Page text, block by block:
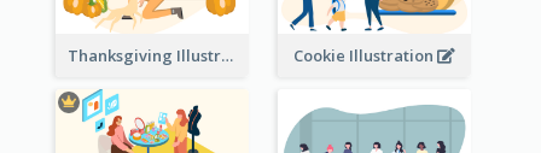
Thanksgiving Illustration Cookie Illustration